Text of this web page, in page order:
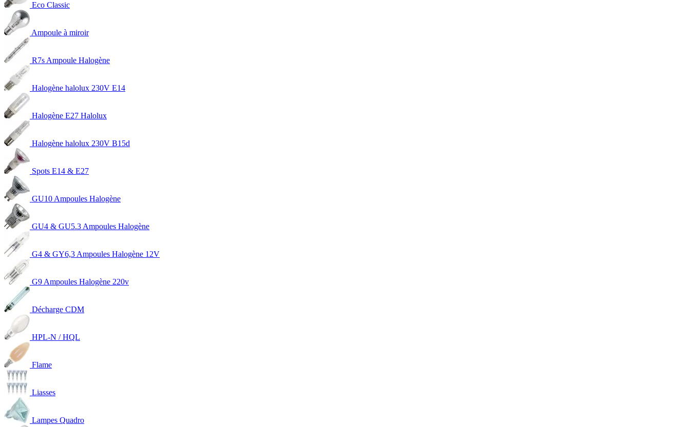
Eco Classic
Ampoule à miroir
R7s Ampoule Halogène
Halogène halolux 230V E14
Halogène E27 Halolux
Halogène halolux 230V B15d
Spots E14 & E27
GU10 Ampoules Halogène
GU4 & GU5.3 Ampoules Halogène
G4 & GY6,3 Ampoules Halogène 12V
G9 Ampoules Halogène 220v
Décharge CDM
HPL-N / HQL
Flame
Liasses
Lampes Quadro